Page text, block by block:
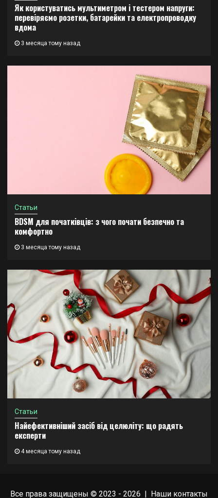
Як користуватись мультиметром і тестером напруги:
перевіряємо розетки, батарейки та електропроводку
вдома
3 месяца тому назад
Статьи
BDSM для початківців: з чого почати безпечно та
комфортно
3 месяца тому назад
Статьи
Найефективніший засіб від целюліту: що радять
експерти
4 месяца тому назад
Все права защищены © 2023 - 2026 | Наши контакты